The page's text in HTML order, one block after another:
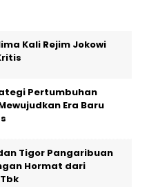
Kali Rejim Jokowi
Pertumbuhan
Era Baru
Tigor Pangaribuan
Hormat dari